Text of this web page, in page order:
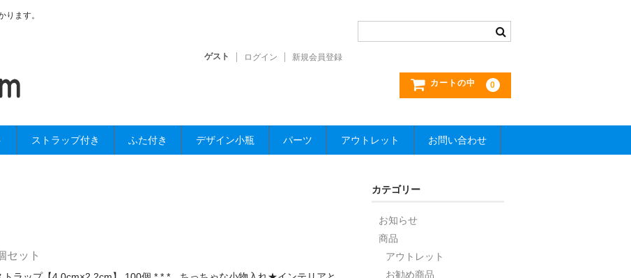
ります。
ゲスト ログイン 新規会員登録
カートの中 0
ストラップ付き ふた付き デザイン小瓶 パーツ アウトレット お問い合わせ
セット
カテゴリー
お知らせ
商品
アウトレット
お勧め商品